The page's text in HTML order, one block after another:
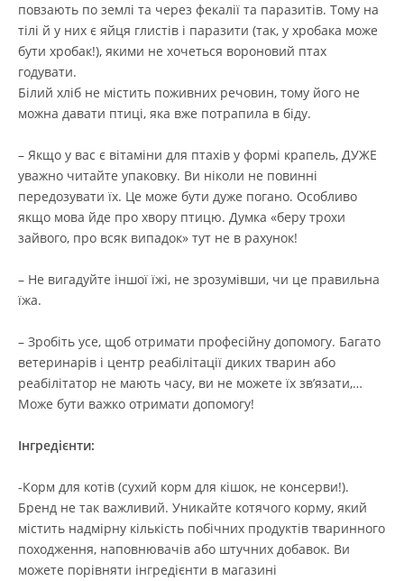
повзають по землі та через фекалії та паразитів. Тому на
тілі й у них є яйця глистів і паразити (так, у хробака може
бути хробак!), якими не хочеться вороновий птах
годувати.
Білий хліб не містить поживних речовин, тому його не
можна давати птиці, яка вже потрапила в біду.
– Якщо у вас є вітаміни для птахів у формі крапель, ДУЖЕ
уважно читайте упаковку. Ви ніколи не повинні
передозувати їх. Це може бути дуже погано. Особливо
якщо мова йде про хвору птицю. Думка «беру трохи
зайвого, про всяк випадок» тут не в рахунок!
– Не вигадуйте іншої їжі, не зрозумівши, чи це правильна
їжа.
– Зробіть усе, щоб отримати професійну допомогу. Багато
ветеринарів і центр реабілітації диких тварин або
реабілітатор не мають часу, ви не можете їх зв’язати,…
Може бути важко отримати допомогу!
Інгредієнти:
-Корм для котів (сухий корм для кішок, не консерви!).
Бренд не так важливий. Уникайте котячого корму, який
містить надмірну кількість побічних продуктів тваринного
походження, наповнювачів або штучних добавок. Ви
можете порівняти інгредієнти в магазині